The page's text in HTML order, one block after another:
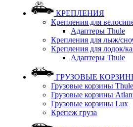
КРЕПЛЕНИЯ
Крепления для
Адаптеры Thule
Крепления для лыж/
Крепления для лодок/
Адаптеры Thule
ГРУЗОВЫЕ
Грузовые корзины Thule
Грузовые корзины
Грузовые корзины Lux
Крепеж груза